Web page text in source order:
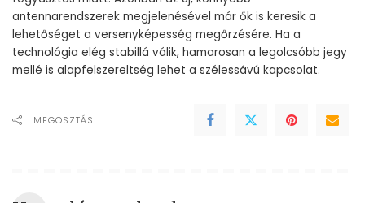
antennarendszerek megjelenésével már ők is keresik a
lehetőséget a versenyképesség megőrzésére. Ha a
technológia elég stabillá válik, hamarosan a legolcsóbb jegy
mellé is alapfelszereltség lehet a szélessávú kapcsolat.
MEGOSZTÁS